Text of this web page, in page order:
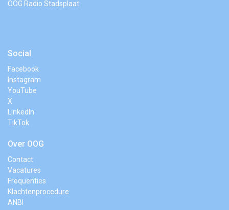
OOG Radio Stadsplaat
Social
Facebook
Instagram
YouTube
X
LinkedIn
TikTok
Over OOG
Contact
Vacatures
Frequenties
Klachtenprocedure
ANBI